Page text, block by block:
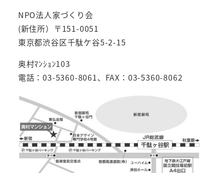
NPO法人家づくり会
(新住所）〒151-0051
東京都渋谷区千駄ケ谷5-2-15
奥村ﾏﾝｼｮﾝ103
電話：03-5360-8061、FAX：03-5360-8062